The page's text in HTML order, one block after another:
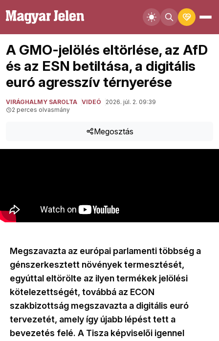
A GMO-jelölés eltörlése, az AfD
és az ESN betiltása, a digitális
euró agresszív térnyerése
VIRÁGHALMY SAROLTA VIDEÓ
2026. júl. 2. 09:39
2 perces olvasmány
Megosztás
Megszavazta az európai parlamenti többség a
génszerkesztett növények termesztését,
egyúttal eltörölte az ilyen termékek jelölési
kötelezettségét, továbbá az ECON
szakbizottság megszavazta a digitális euró
tervezetét, amely így újabb lépést tett a
bevezetés felé. A Tisza képviselői igennel